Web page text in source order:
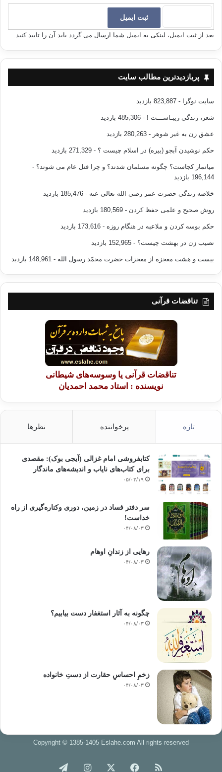
بعد از ثبت ایمیل، لینکی به ایمیل شما ارسال می گردد باید آن را تایید کنید.
پربازدیدترین مطالب سایت
سایت نوگرا - 823,887 بازدید
شعر، زندگی زیبـاســـت ! - 485,306 بازدید
عشق زن به غیر شوهر - 280,263 بازدید
حکم نوشیدن آبجو (بیره) در اسلام چیست ؟ - 271,329 بازدید
میانمار کجاست؟ چگونه مسلمان شدند؟ و چرا قتل عام می شوند؟ -
196,144 بازدید
خلاصه زندگی حضرت عمر رضی الله تعالی عنه - 185,476 بازدید
روش صحیح و علمی حفظ کردن - 180,569 بازدید
حکم بوسه کردن و ملاعبه در هنگام روزه - 173,616 بازدید
نصیب زن در بهشت چیست؟ - 152,965 بازدید
بیست و هشت معجزه از معجزات حضرت محمّد رسول الله - 148,961 بازدید
تناقضات قرآنی
تناقضات قرآنی یا وسوسه‌های شیطانی
نویسنده : استاد محمد احمدیان
تازه پرخواننده نظرها
کتابفروشی امام غزالی (آیجی بوک): مقصدی
برای کتاب‌های نایاب و اندیشه‌های ماندگار
۰۵/۰۳/۱۹
سر دفتر فساد در زمین‌، دوری وکناره‌گیری از راه
خداست‌!
۰۴/۰۸/۰۳
رهایی از زندانِ اوهام
۰۴/۰۸/۰۳
چگونه به آثار استغفار دست بیابیم؟
۰۴/۰۸/۰۳
زخمِ احساسِ حقارت از دستِ خانواده
۰۴/۰۸/۰۳
Copyright © 1385-1405 Eslahe.com All rights reserved
خوراک فیس اینستاگرام